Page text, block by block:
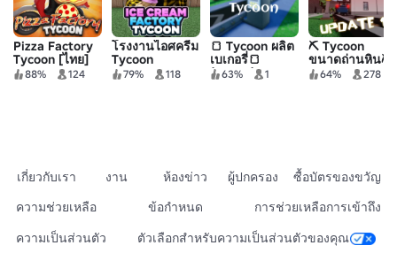
Pizza Factory
Tycoon [ไทย]
88% 124
โรงงานไอศครีม
Tycoon
79% 118
🍞 Tycoon ผลิต
เบเกอรี่🍞
(OBBY!)
63% 1
⛏️ Tycoon
ขนาดถ่านหิน⛏️
64% 278
เกี่ยวกับเรา งาน ห้องข่าว ผู้ปกครอง
ซื้อบัตรของขวัญ
ความช่วยเหลือ
ข้อกำหนด
การช่วยเหลือการเข้าถึง
ความเป็นส่วนตัว
ตัวเลือกสำหรับความเป็นส่วนตัวของคุณ